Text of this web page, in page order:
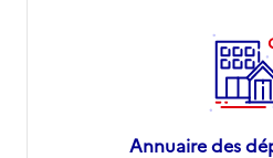
Annuaire des